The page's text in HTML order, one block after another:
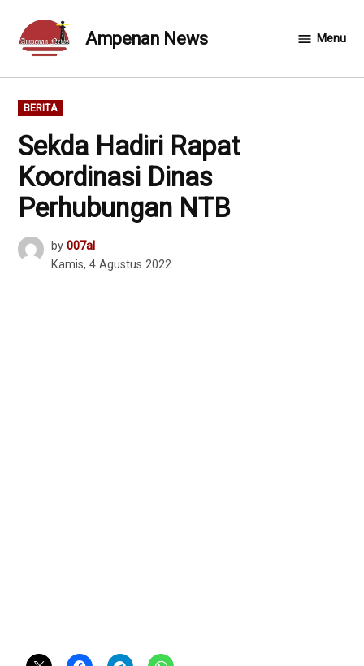
content
Ampenan News Menu
POSTED
IN
BERITA
Sekda Hadiri Rapat
Koordinasi Dinas
Perhubungan NTB
by 007al
Kamis, 4 Agustus 2022